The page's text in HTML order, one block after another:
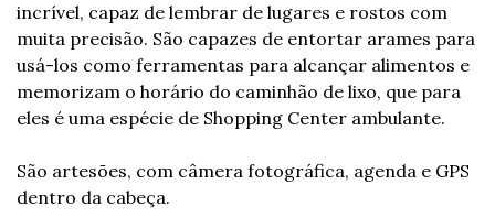
incrível, capaz de lembrar de lugares e rostos com
muita precisão. São capazes de entortar arames para
usá-los como ferramentas para alcançar alimentos e
memorizam o horário do caminhão de lixo, que para
eles é uma espécie de Shopping Center ambulante.
São artesões, com câmera fotográfica, agenda e GPS
dentro da cabeça.